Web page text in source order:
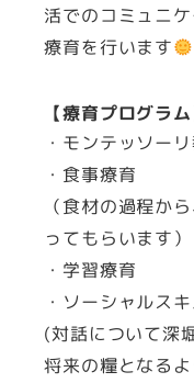
活でのコミュニ
療育を行います
【療育プログラム
・モンテッソー
・食事療育
（食材の過程か
ってもらいます）
・学習療育
・ソーシャルス
(対話について深
将来の糧となる